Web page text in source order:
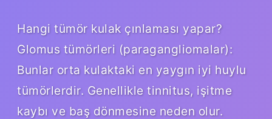
Hangi tümör kulak çınlaması yapar?
Glomus tümörleri (paragangliomalar):
Bunlar orta kulaktaki en yaygın iyi huylu
tümörlerdir. Genellikle tinnitus, işitme
kaybı ve baş dönmesine neden olur.